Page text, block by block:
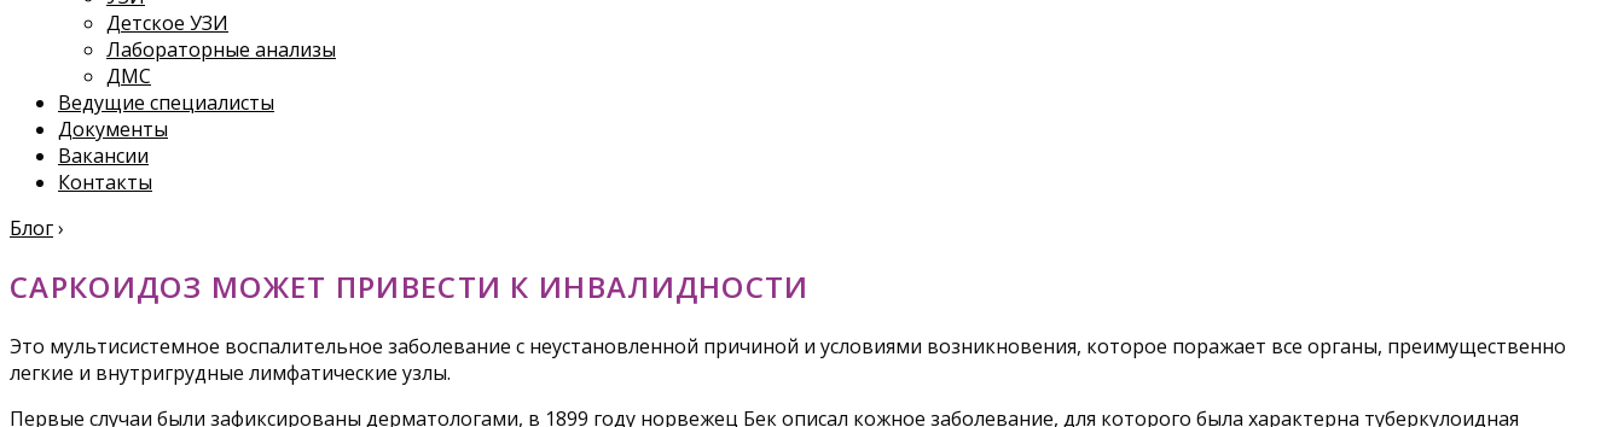
Детское УЗИ
Лабораторные анализы
ДМС
Ведущие специалисты
Документы
Вакансии
Контакты
Блог›
САРКОИДОЗ МОЖЕТ ПРИВЕСТИ К ИНВАЛИДНОСТИ
Это мультисистемное воспалительное заболевание с неустановленной причиной и условиями возникновения, которое поражает все органы, преимущественно
легкие и внутригрудные лимфатические узлы.
Первые случаи были зафиксированы дерматологами, в 1899 году норвежец Бек описал кожное заболевание, для которого была характерна туберкулоидная